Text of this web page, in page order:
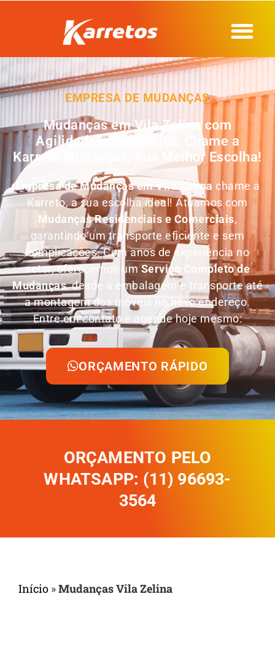
EMPRESA DE MUDANÇAS
Mudanças em Vila Zelina com
Agilidade e Segurança, Chame a
Karreto Mudanças, Sua Melhor Escolha!
Empresa de Mudanças emVila Zelina chame a
Karreto, a sua escolha ideal! Atuamos com
Mudanças Residenciais e Comerciais,
garantindo um transporte eficiente e sem
complicações. Com anos de experiência no
setor, oferecemos umServiço Completo de
Mudanças, desde a embalagem e transporte até
a montagem dos móveis no novo endereço.
Entre em contato e agende hoje mesmo:
ORÇAMENTO RÁPIDO
ORÇAMENTO PELO
WHATSAPP: (11) 96693-
3564
Início »Mudanças Vila Zelina